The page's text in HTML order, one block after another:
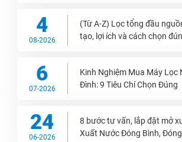
4
08-2026
(Từ A-Z) Lọc tổng đầu
tạo, lợi ích và cách chọn
6
07-2026
Kinh Nghiệm Mua Máy Lọc
Đình: 9 Tiêu Chí Chọn Đúng
24
06-2026
8 bước tư vấn, lắp đặt mở
Xuất Nước Đóng Bình,